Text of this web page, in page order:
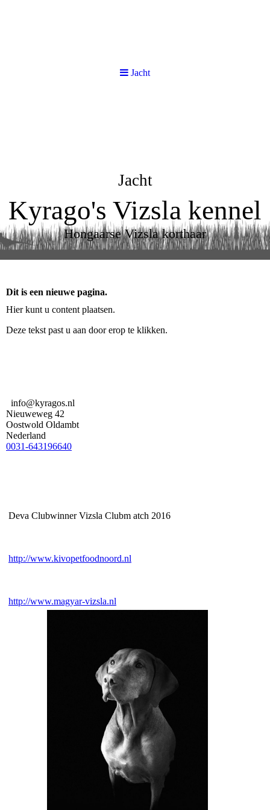
Jacht
Kyrago's Vizsla kennel
Hongaarse Vizsla korthaar
Dit is een nieuwe pagina.
Hier kunt u content plaatsen.
Deze tekst past u aan door erop te klikken.
info@kyragos.nl
Nieuweweg 42
Oostwold Oldambt
Nederland
0031-643196640
Deva Clubwinner Vizsla Clubm atch 2016
http://www.kivopetfoodnoord.nl
http://www.magyar-vizsla.nl
Jacht